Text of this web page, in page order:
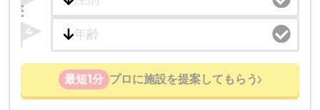
4
最短1分 プロに施設を提案してもらう